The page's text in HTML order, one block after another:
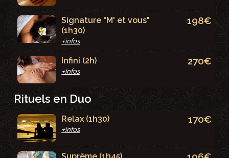
Signature "M' et vous"
(1h30)
+infos
198€
Infini (2h)
+infos
270€
Rituels en Duo
Relax (1h30)
+infos
170€